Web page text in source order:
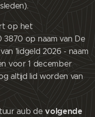
op het
3870 op naam van De
'lidgeld 2026 - naam
voor 1 december
altijd lid worden van
aub devolgende